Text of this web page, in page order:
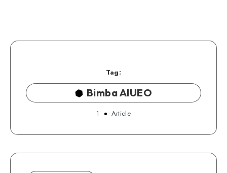
Tag:
Bimba AIUEO
1 Article